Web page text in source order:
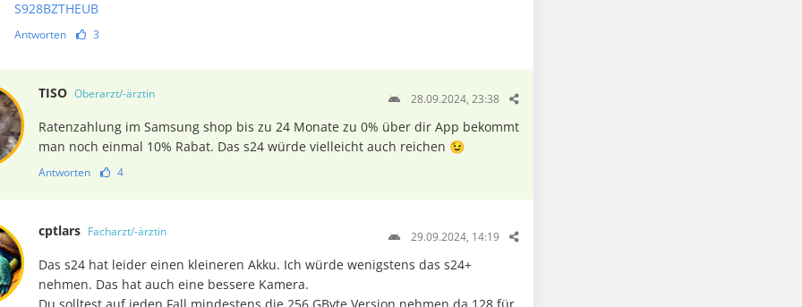
S928BZTHEUB
Antworten 3
TISO Oberarzt/-ärztin 28.09.2024, 23:38
Ratenzahlung im Samsung shop bis zu 24 Monate zu 0% über dir App bekommt
man noch einmal 10% Rabat. Das s24 würde vielleicht auch reichen 😉
Antworten 4
cptlars Facharzt/-ärztin 29.09.2024, 14:19
Das s24 hat leider einen kleineren Akku. Ich würde wenigstens das s24+
nehmen. Das hat auch eine bessere Kamera.